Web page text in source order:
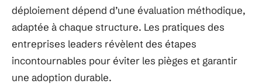
déploiement dépend d’une évaluation méthodique,
adaptée à chaque structure. Les pratiques des
entreprises leaders révèlent des étapes
incontournables pour éviter les pièges et garantir
une adoption durable.